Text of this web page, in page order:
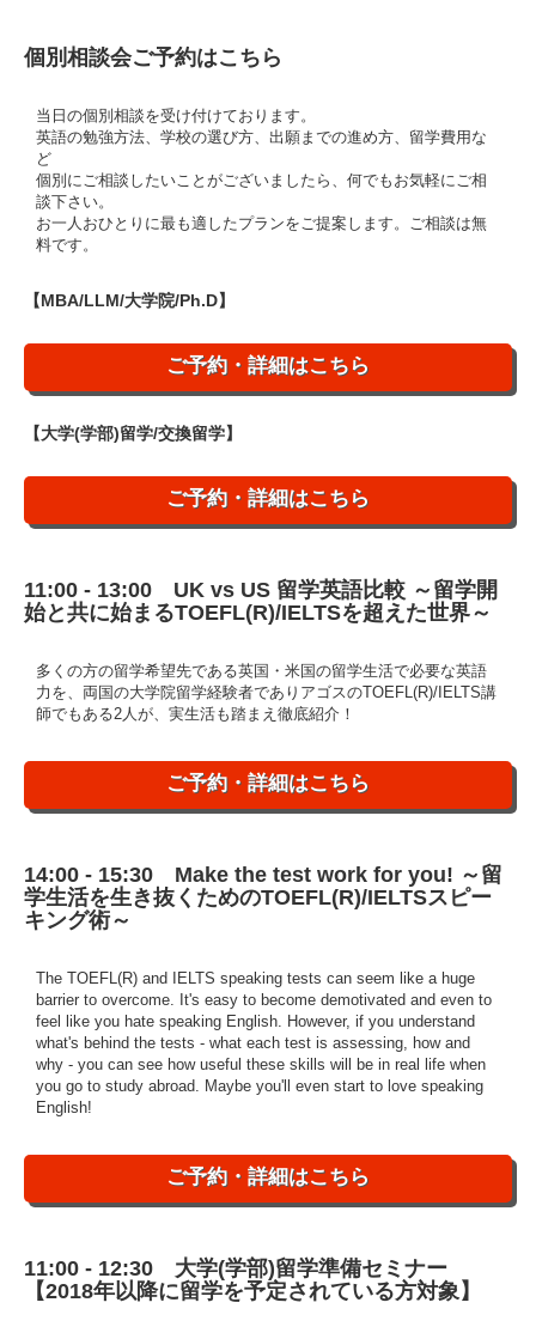
個別相談会ご予約はこちら
当日の個別相談を受け付けております。
英語の勉強方法、学校の選び方、出願までの進め方、留学費用な
ど
個別にご相談したいことがございましたら、何でもお気軽にご相
談下さい。
お一人おひとりに最も適したプランをご提案します。ご相談は無
料です。
【MBA/LLM/大学院/Ph.D】
ご予約・詳細はこちら
【大学(学部)留学/交換留学】
ご予約・詳細はこちら
11:00 - 13:00 UK vs US 留学英語比較 ～留学開
始と共に始まるTOEFL(R)/IELTSを超えた世界～
多くの方の留学希望先である英国・米国の留学生活で必要な英語
力を、両国の大学院留学経験者でありアゴスのTOEFL(R)/IELTS講
師でもある2人が、実生活も踏まえ徹底紹介！
ご予約・詳細はこちら
14:00 - 15:30 Make the test work for you! ～留
学生活を生き抜くためのTOEFL(R)/IELTSスピー
キング術～
The TOEFL(R) and IELTS speaking tests can seem like a huge
barrier to overcome. It's easy to become demotivated and even to
feel like you hate speaking English. However, if you understand
what's behind the tests - what each test is assessing, how and
why - you can see how useful these skills will be in real life when
you go to study abroad. Maybe you'll even start to love speaking
English!
ご予約・詳細はこちら
11:00 - 12:30 大学(学部)留学準備セミナー
【2018年以降に留学を予定されている方対象】